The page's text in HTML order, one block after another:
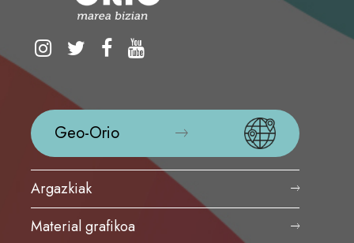
Geo-Orio
Argazkiak
Material grafikoa